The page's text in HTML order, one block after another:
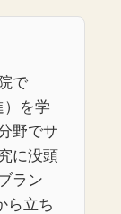
で
）を学
野でサ
に没頭
ラン
ら立ち